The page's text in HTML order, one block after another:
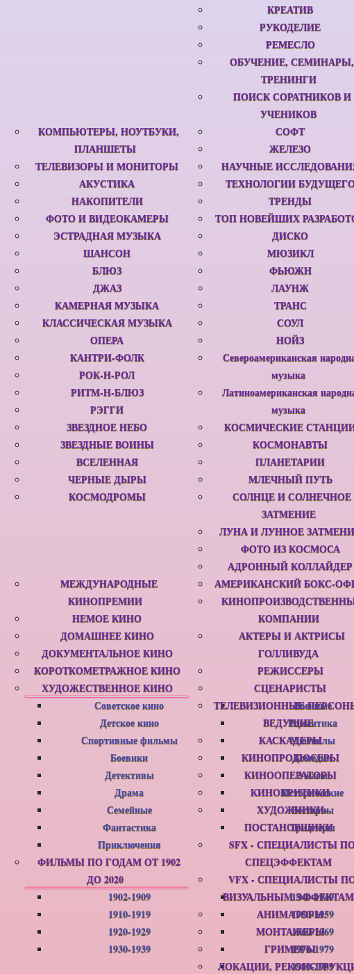
КРЕАТИВ
РУКОДЕЛИЕ
РЕМЕСЛО
ОБУЧЕНИЕ, СЕМИНАРЫ,
ТРЕНИНГИ
ПОИСК СОРАТНИКОВ И
УЧЕНИКОВ
КОМПЬЮТЕРЫ, НОУТБУКИ,
ПЛАНШЕТЫ
ТЕЛЕВИЗОРЫ И МОНИТОРЫ
АКУСТИКА
НАКОПИТЕЛИ
ФОТО И ВИДЕОКАМЕРЫ
СОФТ
ЖЕЛЕЗО
НАУЧНЫЕ
ТЕХНОЛОГИИ
ТРЕНДЫ
ТОП НОВЕЙШИХ
ЭСТРАДНАЯ МУЗЫКА
ШАНСОН
БЛЮЗ
ДЖАЗ
КАМЕРНАЯ МУЗЫКА
КЛАССИЧЕСКАЯ МУЗЫКА
ОПЕРА
КАНТРИ-ФОЛК
РОК-Н-РОЛ
РИТМ-Н-БЛЮЗ
РЭГГИ
ДИСКО
МЮЗИКЛ
ФЬЮЖН
ЛАУНЖ
ТРАНС
СОУЛ
НОЙЗ
Североамериканская
музыка
Латиноамериканская
музыка
ЗВЕЗДНОЕ НЕБО
ЗВЕЗДНЫЕ ВОИНЫ
ВСЕЛЕННАЯ
ЧЕРНЫЕ ДЫРЫ
КОСМОДРОМЫ
КОСМИЧЕСКИЕ
КОСМОНАВТЫ
ПЛАНЕТАРИИ
МЛЕЧНЫЙ ПУТЬ
СОЛНЦЕ И СОЛНЕЧНОЕ
ЗАТМЕНИЕ
ЛУНА И ЛУННОЕ
ФОТО ИЗ КОСМОСА
АДРОННЫЙ КОЛЛАЙДЕР
МЕЖДУНАРОДНЫЕ
КИНОПРЕМИИ
НЕМОЕ КИНО
ДОМАШНЕЕ КИНО
ДОКУМЕНТАЛЬНОЕ КИНО
КОРОТКОМЕТРАЖНОЕ КИНО
ХУДОЖЕСТВЕННОЕ КИНО
Советское кино
Детское кино
Спортивные фильмы
Боевики
Детективы
Драма
Семейные
Фантастика
Приключения
Военные
Романтика
Мюзиклы
Комедии
Ужасы
Исторические
Вестерны
Триллеры
ФИЛЬМЫ ПО ГОДАМ ОТ 1902
ДО 2020
1902-1909
1910-1919
1920-1929
1930-1939
1940-1949
1950-1959
1960-1969
1970-1979
1980-1989
АМЕРИКАНСКИЙ БОКС-
КОМПАНИИ
АКТЕРЫ И АКТРИСЫ
ГОЛЛИВУДА
РЕЖИССЕРЫ
СЦЕНАРИСТЫ
ТЕЛЕВИЗИОННЫЕ
ВЕДУЩИЕ
КАСКАДЕРЫ
КИНОПРОДЮСЕРЫ
КИНООПЕРАТОРЫ
КИНОКРИТИКИ
ХУДОЖНИКИ-
ПОСТАНОВЩИКИ
SFX - СПЕЦИАЛИСТЫ
СПЕЦЭФФЕКТАМ
VFX - СПЕЦИАЛИСТЫ
ВИЗУАЛЬНЫМ ЭФФЕКТАМ
АНИМАТОРЫ
МОНТАЖЕРЫ
ГРИМЕРЫ
ЛОКАЦИИ,